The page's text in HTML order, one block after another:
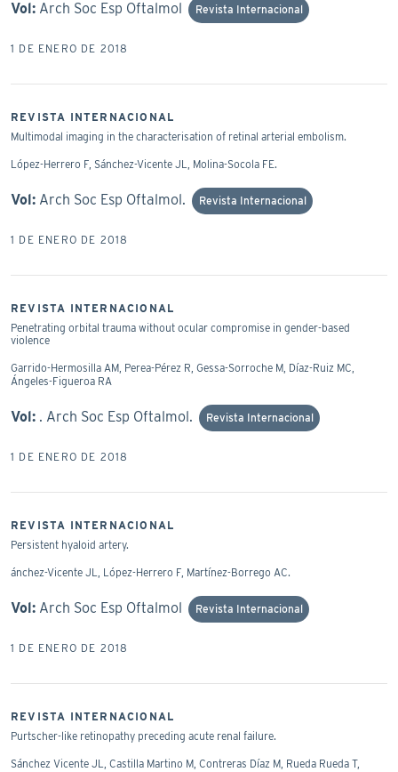
Vol: Arch Soc Esp Oftalmol Revista Internacional
1 DE ENERO DE 2018
REVISTA INTERNACIONAL
Multimodal imaging in the characterisation of retinal arterial embolism.
López-Herrero F, Sánchez-Vicente JL, Molina-Socola FE.
Vol: Arch Soc Esp Oftalmol. Revista Internacional
1 DE ENERO DE 2018
REVISTA INTERNACIONAL
Penetrating orbital trauma without ocular compromise in gender-based
violence
Garrido-Hermosilla AM, Perea-Pérez R, Gessa-Sorroche M, Díaz-Ruiz MC,
Ángeles-Figueroa RA
Vol: . Arch Soc Esp Oftalmol. Revista Internacional
1 DE ENERO DE 2018
REVISTA INTERNACIONAL
Persistent hyaloid artery.
ánchez-Vicente JL, López-Herrero F, Martínez-Borrego AC.
Vol: Arch Soc Esp Oftalmol Revista Internacional
1 DE ENERO DE 2018
REVISTA INTERNACIONAL
Purtscher-like retinopathy preceding acute renal failure.
Sánchez Vicente JL, Castilla Martino M, Contreras Díaz M, Rueda Rueda T,